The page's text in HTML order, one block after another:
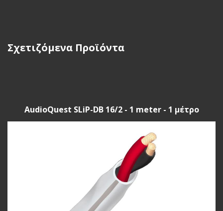
Σχετιζόμενα Προϊόντα
AudioQuest SLiP-DB 16/2 - 1 meter - 1 μέτρο